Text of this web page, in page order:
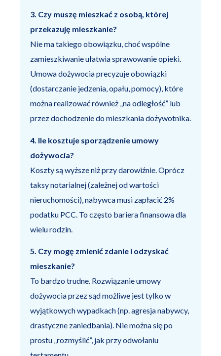
3. Czy muszę mieszkać z osobą, której
przekazuję mieszkanie?
Nie ma takiego obowiązku, choć wspólne
zamieszkiwanie ułatwia sprawowanie opieki.
Umowa dożywocia precyzuje obowiązki
(dostarczanie jedzenia, opału, pomocy), które
można realizować również „na odległość” lub
przez dochodzenie do mieszkania dożywotnika.
4. Ile kosztuje sporządzenie umowy
dożywocia?
Koszty są wyższe niż przy darowiźnie. Oprócz
taksy notarialnej (zależnej od wartości
nieruchomości), nabywca musi zapłacić 2%
podatku PCC. To często bariera finansowa dla
wielu rodzin.
5. Czy mogę zmienić zdanie i odzyskać
mieszkanie?
To bardzo trudne. Rozwiązanie umowy
dożywocia przez sąd możliwe jest tylko w
wyjątkowych wypadkach (np. agresja nabywcy,
drastyczne zaniedbania). Nie można się po
prostu „rozmyślić”, jak przy odwołaniu